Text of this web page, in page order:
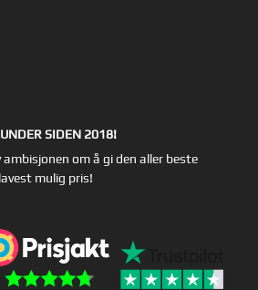
SIDEN 2018!
ambisjonen om å gi den aller beste
mulig pris!